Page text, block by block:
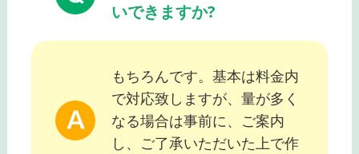
いできますか?
もちろんです。基本は料金内
で対応致しますが、量が多く
なる場合は事前に、ご案内
し、ご了承いただいた上で作